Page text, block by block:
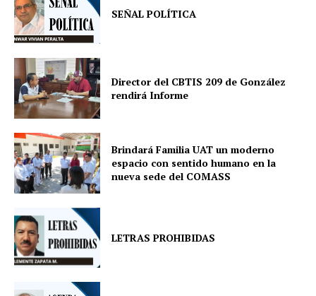
SEÑAL POLÍTICA
Director del CBTIS 209 de González
rendirá Informe
Brindará Familia UAT un moderno
espacio con sentido humano en la
nueva sede del COMASS
LETRAS PROHIBIDAS